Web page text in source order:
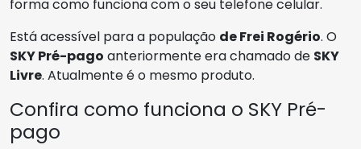
forma como funciona com o seu telefone celular.
Está acessível para a população de Frei Rogério. O
SKY Pré-pago anteriormente era chamado de SKY
Livre. Atualmente é o mesmo produto.
Confira como funciona o SKY Pré-
pago